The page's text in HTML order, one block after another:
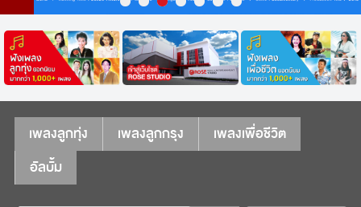
เพลงลูกทุ่ง เพลงลูกกรุง
เพลงเพื่อชีวิต
อัลบั้ม